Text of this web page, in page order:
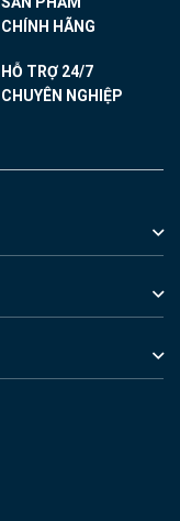
CHÍNH HÃNG
HỖ TRỢ 24/7
CHUYÊN NGHIỆP